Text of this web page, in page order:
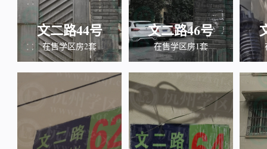
文二路44号
在售学区房2套
文二路46号
在售学区房1套